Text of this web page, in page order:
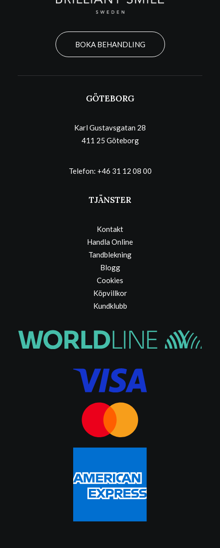
BOKA BEHANDLING
GÖTEBORG
Karl Gustavsgatan 28
411 25 Göteborg
Telefon: +46 31 12 08 00
TJÄNSTER
Kontakt
Handla Online
Tandblekning
Blogg
Cookies
Köpvillkor
Kundklubb